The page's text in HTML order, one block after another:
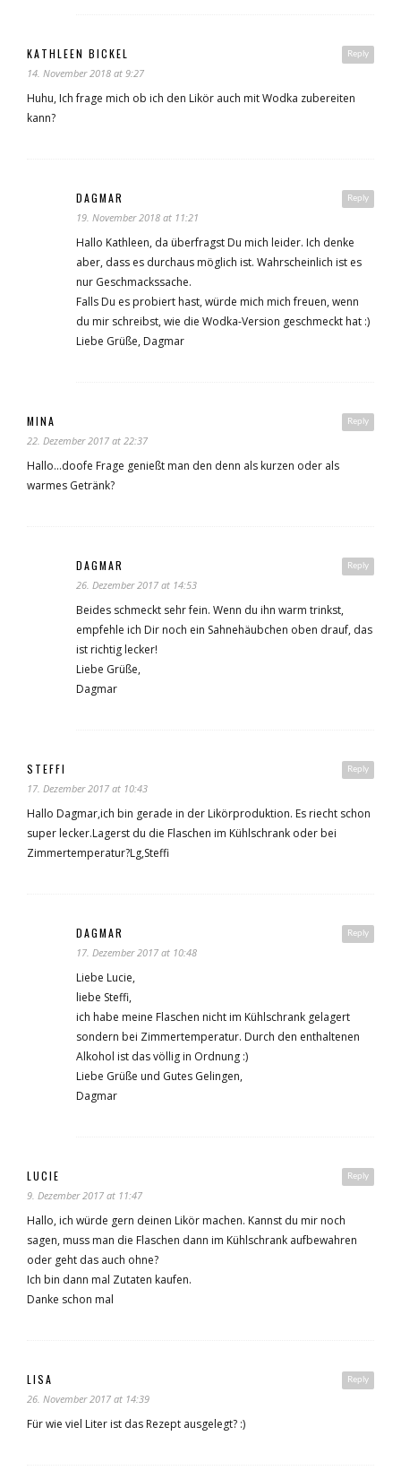
Reply
KATHLEEN BICKEL
14. November 2018 at 9:27
Huhu, Ich frage mich ob ich den Likör auch mit Wodka zubereiten
kann?
Reply
DAGMAR
19. November 2018 at 11:21
Hallo Kathleen, da überfragst Du mich leider. Ich denke
aber, dass es durchaus möglich ist. Wahrscheinlich ist es
nur Geschmackssache.
Falls Du es probiert hast, würde mich mich freuen, wenn
du mir schreibst, wie die Wodka-Version geschmeckt hat :)
Liebe Grüße, Dagmar
Reply
MINA
22. Dezember 2017 at 22:37
Hallo…doofe Frage genießt man den denn als kurzen oder als
warmes Getränk?
Reply
DAGMAR
26. Dezember 2017 at 14:53
Beides schmeckt sehr fein. Wenn du ihn warm trinkst,
empfehle ich Dir noch ein Sahnehäubchen oben drauf, das
ist richtig lecker!
Liebe Grüße,
Dagmar
Reply
STEFFI
17. Dezember 2017 at 10:43
Hallo Dagmar,ich bin gerade in der Likörproduktion. Es riecht schon
super lecker.Lagerst du die Flaschen im Kühlschrank oder bei
Zimmertemperatur?Lg,Steffi
Reply
DAGMAR
17. Dezember 2017 at 10:48
Liebe Lucie,
liebe Steffi,
ich habe meine Flaschen nicht im Kühlschrank gelagert
sondern bei Zimmertemperatur. Durch den enthaltenen
Alkohol ist das völlig in Ordnung :)
Liebe Grüße und Gutes Gelingen,
Dagmar
Reply
LUCIE
9. Dezember 2017 at 11:47
Hallo, ich würde gern deinen Likör machen. Kannst du mir noch
sagen, muss man die Flaschen dann im Kühlschrank aufbewahren
oder geht das auch ohne?
Ich bin dann mal Zutaten kaufen.
Danke schon mal
Reply
LISA
26. November 2017 at 14:39
Für wie viel Liter ist das Rezept ausgelegt? :)